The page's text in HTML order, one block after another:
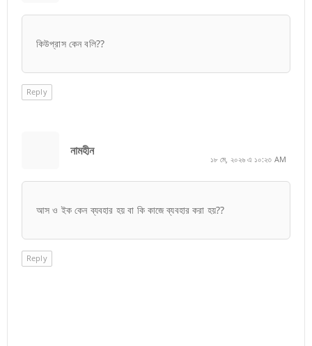
কিউপ্রাস কেন বলি??
Reply
নামহীন
১৮ মে, ২০২৬ এ ১০:২৩ AM
আস ও ইক কেন ব্যবহার হয় বা কি কাজে ব্যবহার করা হয়??
Reply